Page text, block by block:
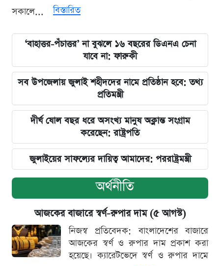
সকালে...
বিস্তারিত
‘বাহাত্তর-পঁচাত্তর’ না বুঝলে ১৬ বছরের ডিএনএ চেনা
যাবে না: ফারুকী
সব উপজেলায় জুলাই শহীদদের নামে প্রতিষ্ঠান হবে: তথ্য
প্রতিমন্ত্রী
দীর্ঘ ষোল বছর ধরে অসংখ্য মানুষ অক্লান্ত সংগ্রাম
করেছেন: রাষ্ট্রপতি
জুলাইয়ের সাফল্যের দায়িত্ব আমাদের: পররাষ্ট্রমন্ত্রী
অর্থনীতি
আজকের বাজারে স্বর্ণ-রুপার দাম (৫ আগস্ট)
নিজস্ব প্রতিবেদক: বাংলাদেশের বাজারে
আজকের স্বর্ণ ও রুপার দাম প্রকাশ করা
হয়েছে। ক্যারেটভেদে স্বর্ণ ও রুপার দামে